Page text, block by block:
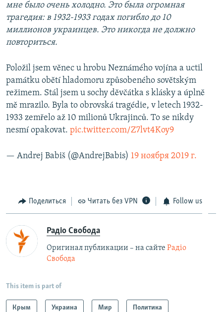
мне было очень холодно. Это была огромная
трагедия: в 1932-1933 годах погибло до 10
миллионов украинцев. Это никогда не должно
повториться.
Položil jsem věnec u hrobu Neznámého vojína a uctil
památku obětí hladomoru způsobeného sovětským
režimem. Stál jsem u sochy děvčátka s klásky a úplně
mě mrazilo. Byla to obrovská tragédie, v letech 1932-
1933 zemřelo až 10 milionů Ukrajinců. To se nikdy
nesmí opakovat. pic.twitter.com/Z7lvt4Koy9
— Andrej Babiš (@AndrejBabis) 19 ноября 2019 г.
Поделиться Читать без VPN Follow us
Радіо Свобода
Оригинал публикации – на сайте Радіо
Свобода
This item is part of
Крым Украина Мир Политика